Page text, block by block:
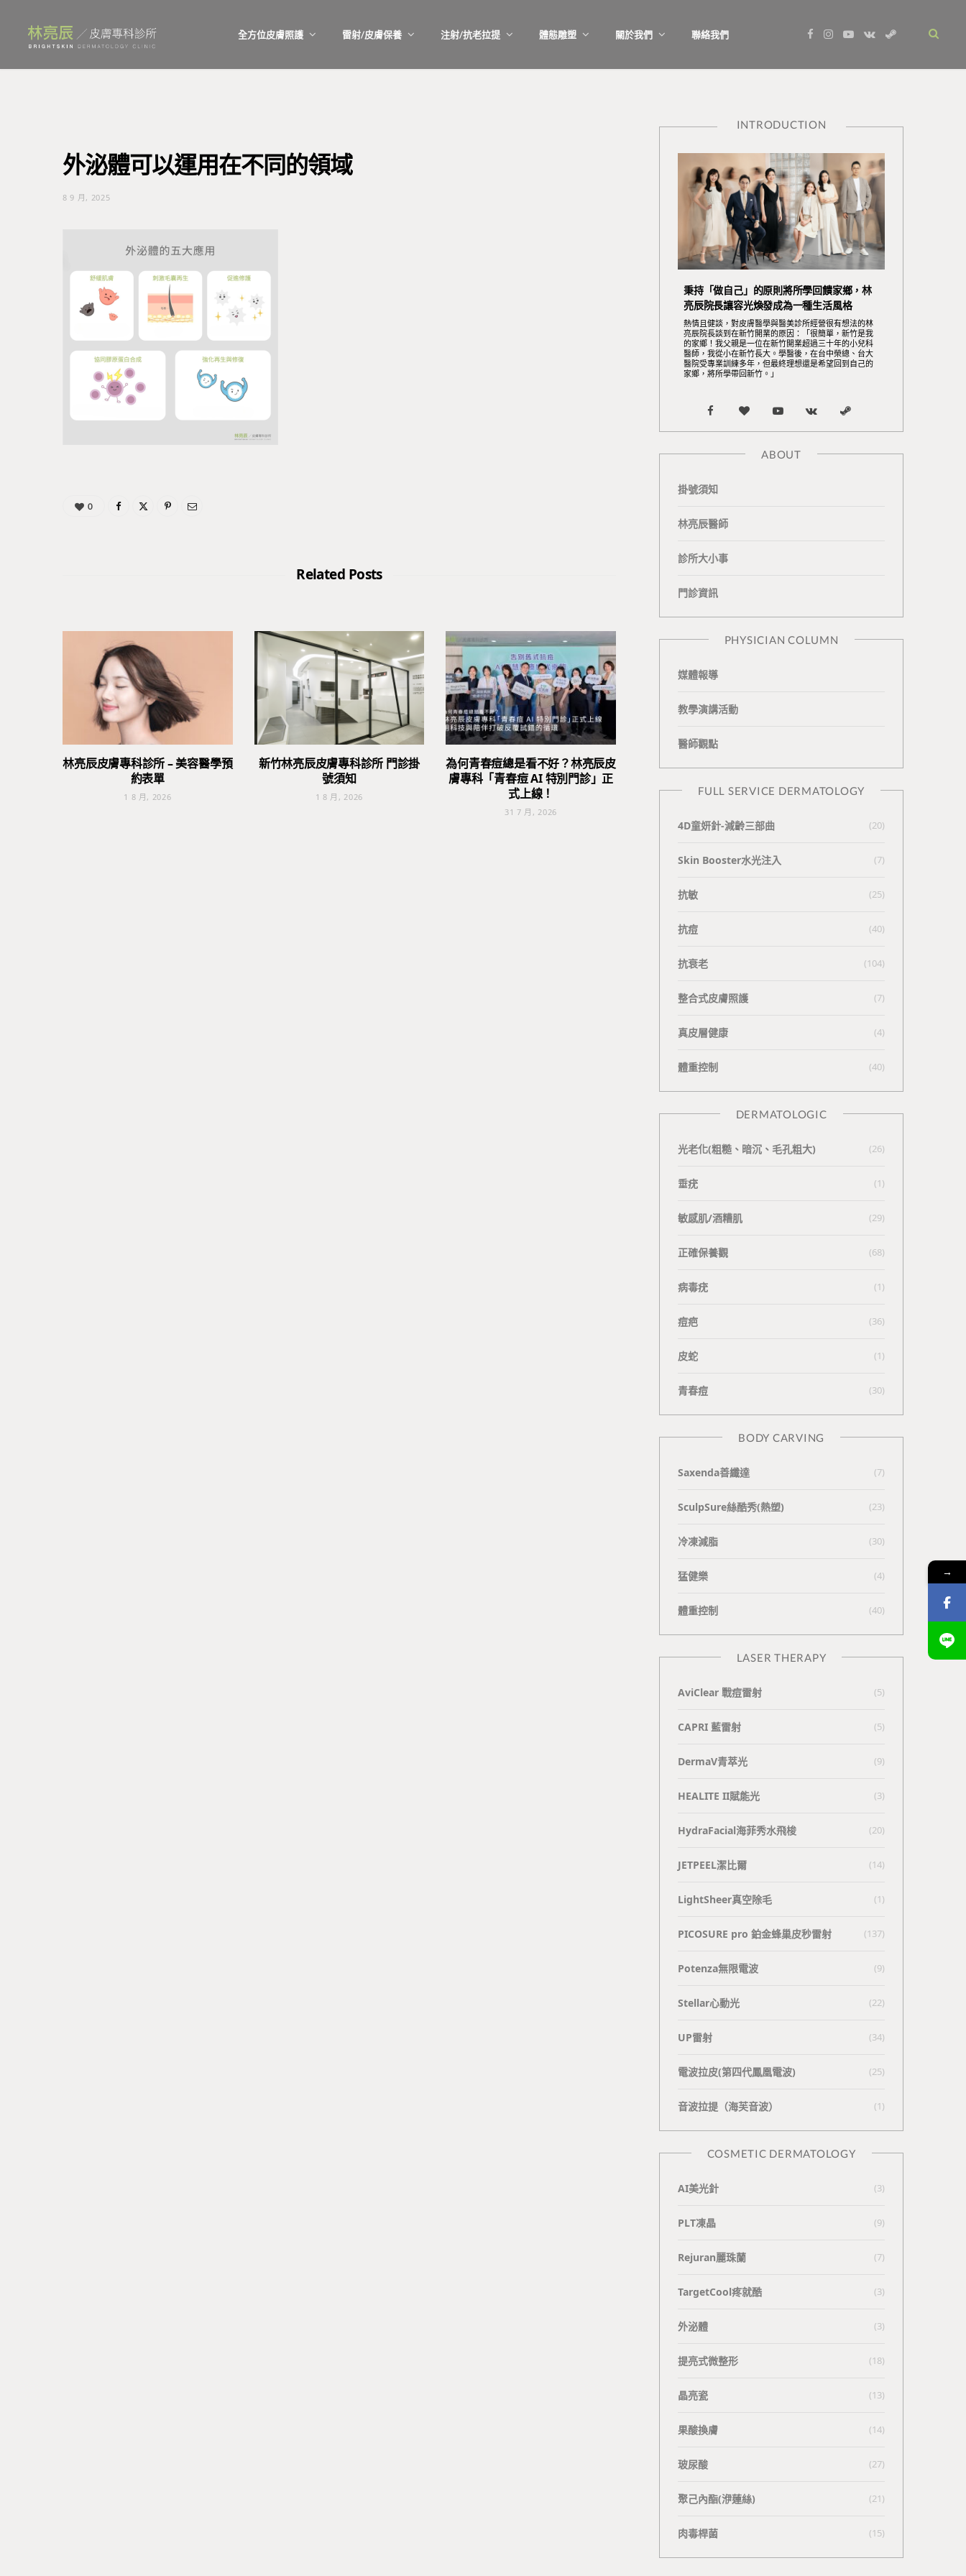
全方位皮膚照護 雷射/皮膚保養 注射/抗老拉提 體態雕塑 關於我們 聯絡我們
I
Y
V
S
外泌體可以運用在不同的領域
8 9 月, 2025
0
Related Posts
林亮辰皮膚專科診所 – 美容醫學預
約表單
1 8 月, 2026
新竹林亮辰皮膚專科診所 門診掛
號須知
1 8 月, 2026
為何青春痘總是看不好？林亮辰皮
膚專科「青春痘 AI 特別門診」正
式上線！
31 7 月, 2026
INTRODUCTION
秉持「做自己」的原則將所學回饋家鄉，林
亮辰院長讓容光煥發成為一種生活風格
熱情且健談，對皮膚醫學與醫美診所經營很有想法的林
亮辰院長談到在新竹開業的原因：「很簡單，新竹是我
的家鄉！我父親是一位在新竹開業超過三十年的小兒科
醫師，我從小在新竹長大。學醫後，在台中榮總、台大
醫院受專業訓練多年，但最終理想還是希望回到自己的
家鄉，將所學帶回新竹。」
F
a
e
b
k
B
l
n
Y
o
u
V
K
e
S
t
ABOUT
掛號須知
林亮辰醫師
診所大小事
門診資訊
PHYSICIAN COLUMN
媒體報導
教學演講活動
醫師觀點
FULL SERVICE DERMATOLOGY
4D童妍針-減齡三部曲 (20)
Skin Booster水光注入 (7)
抗敏 (25)
抗痘 (40)
抗衰老 (104)
整合式皮膚照護 (7)
真皮層健康 (4)
體重控制 (40)
DERMATOLOGIC
光老化(粗糙、暗沉、毛孔粗大) (26)
垂疣 (1)
敏感肌/酒糟肌 (29)
正確保養觀 (68)
病毒疣 (1)
痘疤 (36)
皮蛇 (1)
青春痘 (30)
BODY CARVING
Saxenda善纖達 (7)
SculpSure絲酷秀(熱塑) (23)
冷凍減脂 (30)
猛健樂 (4)
體重控制 (40)
LASER THERAPY
AviClear 戰痘雷射 (5)
CAPRI 藍雷射 (5)
DermaV青萃光 (9)
HEALITE II賦能光 (3)
HydraFacial海菲秀水飛梭 (20)
JETPEEL潔比爾 (14)
LightSheer真空除毛 (1)
PICOSURE pro 鉑金蜂巢皮秒雷射 (137)
Potenza無限電波 (9)
Stellar心動光 (22)
UP雷射 (34)
電波拉皮(第四代鳳凰電波) (25)
⾳波拉提（海芙⾳波） (1)
COSMETIC DERMATOLOGY
AI美光針 (3)
PLT凍晶 (9)
Rejuran麗珠蘭 (7)
TargetCool疼就酷 (3)
外泌體 (3)
提亮式微整形 (18)
晶亮瓷 (13)
果酸換膚 (14)
玻尿酸 (27)
聚己內酯(洢蓮絲) (21)
肉毒桿菌 (15)
→